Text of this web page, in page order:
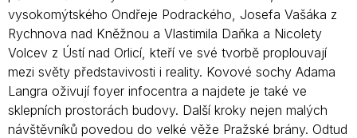
vysokomýtského Ondřeje Podrackého, Josefa Vašáka z
Rychnova nad Kněžnou a Vlastimila Daňka a Nicolety
Volcev z Ústí nad Orlicí, kteří ve své tvorbě proplouvají
mezi světy představivosti i reality. Kovové sochy Adama
Langra oživují foyer infocentra a najdete je také ve
sklepních prostorách budovy. Další kroky nejen malých
návštěvníků povedou do velké věže Pražské brány. Odtud